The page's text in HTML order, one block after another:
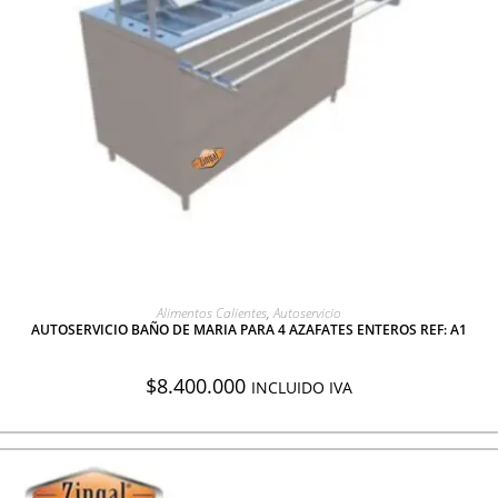
AGREGAR A COTIZACIÓN
Alimentos Calientes,Autoservicio
AUTOSERVICIO BAÑO DE MARIA PARA 4 AZAFATES ENTEROS REF: A1
$8.400.000 INCLUIDO IVA